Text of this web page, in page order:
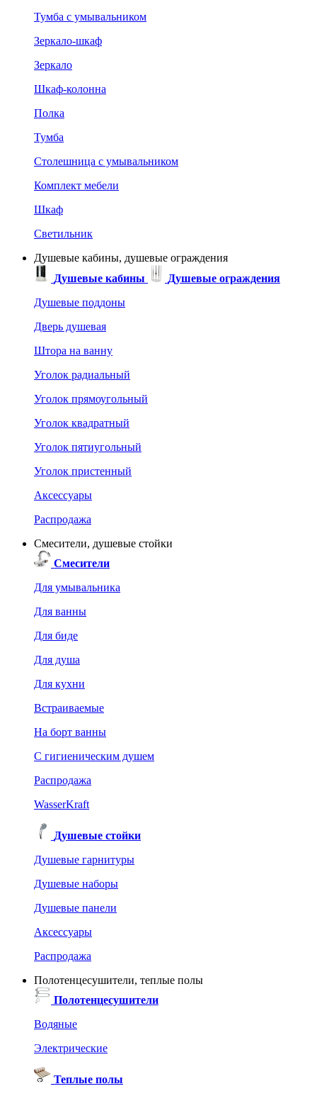
Тумба с умывальником
Зеркало-шкаф
Зеркало
Шкаф-колонна
Полка
Тумба
Столешница с умывальником
Комплект мебели
Шкаф
Светильник
Душевые кабины, душевые ограждения
Душевые кабины
Душевые ограждения
Душевые поддоны
Дверь душевая
Штора на ванну
Уголок радиальный
Уголок прямоугольный
Уголок квадратный
Уголок пятиугольный
Уголок пристенный
Аксессуары
Распродажа
Смесители, душевые стойки
Смесители
Для умывальника
Для ванны
Для биде
Для душа
Для кухни
Встраиваемые
На борт ванны
C гигиеническим душем
Распродажа
WasserKraft
Душевые стойки
Душевые гарнитуры
Душевые наборы
Душевые панели
Аксессуары
Распродажа
Полотенцесушители, теплые полы
Полотенцесушители
Водяные
Электрические
Теплые полы